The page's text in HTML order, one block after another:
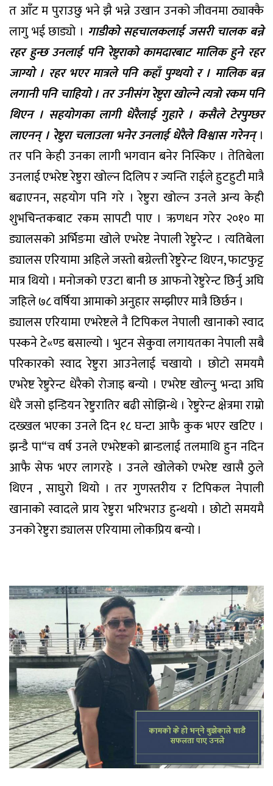
त आँट म पुराउछु भने झै भन्ने उखान उनको जीवनमा ठ्याक्कै
लागु भई छाड्यो । गाडीको सहचालकलाई जसरी चालक बन्ने
रहर हुन्छ उनलाई पनि रेष्टुराको कामदारबाट मालिक हुने रहर
जाग्यो । रहर भएर मात्रले पनि कहाँ पुग्थयो र । मालिक बन्न
लगानी पनि चाहियो । तर उनीसंग रेष्टुरा खोल्ने त्यत्रो रकम पनि
थिएन । सहयोगका लागी धेरैलाई गुहारे । कसैले टेरपुग्छर
लाएनन् । रेष्टुरा चलाउला भनेर उनलाई धेरैले विश्वास गरेनन्।
तर पनि केही उनका लागी भगवान बनेर निस्किए । तेतिबेला
उनलाई एभरेष्ट रेष्टुरा खोल्न दिलिप र ज्यन्ति राईले हुटहुटी मात्रै
बढाएनन, सहयोग पनि गरे । रेष्टुरा खोल्न उनले अन्य केही
शुभचिन्तकबाट रकम सापटी पाए । ऋणधन गरेर २०१० मा
ड्यालसको अर्भिङमा खोले एभरेष्ट नेपाली रेष्टुरेन्ट । त्यतिबेला
ड्यालस एरियामा अहिले जस्तो बग्रेल्ती रेष्टुरेन्ट थिएन, फाटफुट्ट
मात्र थियो । मनोजको एउटा बानी छ आफनो रेष्टुरेन्ट छिर्नु अघि
जहिले ७८ वर्षिया आमाको अनुहार सम्झीएर मात्रै छिर्छन ।
ड्यालस एरियामा एभरेष्टले नै टिपिकल नेपाली खानाको स्वाद
पस्कने टे«ण्ड बसाल्यो । भुटन सेकुवा लगायतका नेपाली सबै
परिकारको स्वाद रेष्टुरा आउनेलाई चखायो । छोटो समयमै
एभरेष्ट रेष्टुरेन्ट धेरैको रोजाइ बन्यो । एभरेष्ट खोल्नु भन्दा अघि
धेरै जसो इन्डियन रेष्टुरातिर बढी सोझिन्थे । रेष्टुरेन्ट क्षेत्रमा राम्रो
दख्खल भएका उनले दिन १८ घन्टा आफै कुक भएर खटिए ।
झन्डै पा“च वर्ष उनले एभरेष्टको ब्रान्डलाई तलमाथि हुन नदिन
आफै सेफ भएर लागरहे । उनले खोलेको एभरेष्ट खासै ठुले
थिएन , साघुरो थियो । तर गुणस्तरीय र टिपिकल नेपाली
खानाको स्वादले प्राय रेष्टुरा भरिभराउ हुन्थयो । छोटो समयमै
उनको रेष्टुरा ड्यालस एरियामा लोकप्रिय बन्यो ।